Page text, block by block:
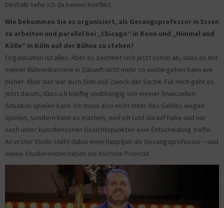
Deshalb sehe ich da keinen Konflikt.
Wie bekommen Sie es organisiert, als Gesangsprofessor in Essen
zu arbeiten und parallel bei „Chicago“ in Bonn und „Himmel und
Kölle“ in Köln auf der Bühne zu stehen?
Organisation ist alles. Aber es zeichnet sich jetzt schon ab, dass es mit
meiner Bühnenkarriere in Zukunft nicht mehr so weitergehen kann wie
bisher. Aber das war auch Sinn und Zweck der Sache. Für mich geht es
jetzt darum, dass ich künftig unabhängig von meiner finanziellen
Situation spielen kann. Ich muss also nicht mehr des Geldes wegen
spielen, sondern kann es machen, weil ich Lust darauf habe und nur
noch unter künstlerischen Gesichtspunkten eine Entscheidung treffe.
An erster Stelle steht dabei mein Hauptjob als Gesangsprofessor – und
meine Studierenden haben die höchste Priorität.